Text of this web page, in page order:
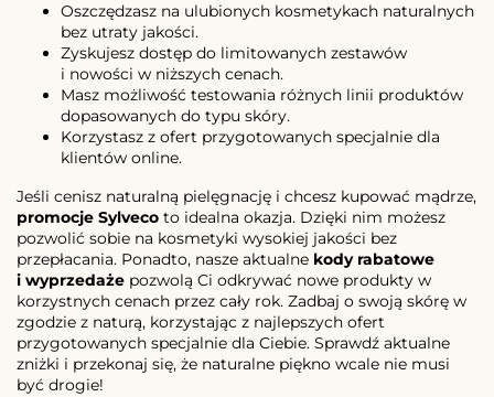
Oszczędzasz na ulubionych kosmetykach naturalnych
bez utraty jakości.
Zyskujesz dostęp do limitowanych zestawów
i nowości w niższych cenach.
Masz możliwość testowania różnych linii produktów
dopasowanych do typu skóry.
Korzystasz z ofert przygotowanych specjalnie dla
klientów online.
Jeśli cenisz naturalną pielęgnację i chcesz kupować mądrze,
promocje Sylveco to idealna okazja. Dzięki nim możesz
pozwolić sobie na kosmetyki wysokiej jakości bez
przepłacania. Ponadto, nasze aktualne kody rabatowe
i wyprzedaże pozwolą Ci odkrywać nowe produkty w
korzystnych cenach przez cały rok. Zadbaj o swoją skórę w
zgodzie z naturą, korzystając z najlepszych ofert
przygotowanych specjalnie dla Ciebie. Sprawdź aktualne
zniżki i przekonaj się, że naturalne piękno wcale nie musi
być drogie!